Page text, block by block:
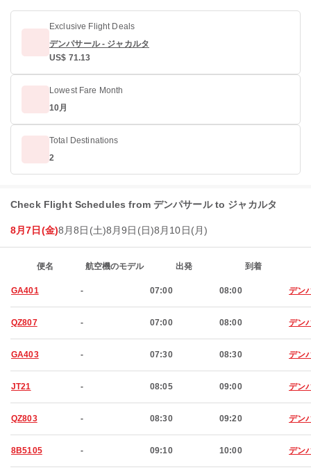
Exclusive Flight Deals
デンパサール - ジャカルタ
US$ 71.13
Lowest Fare Month
10月
Total Destinations
2
Check Flight Schedules from デンパサール to ジャカルタ
8月7日(金)8月8日(土)8月9日(日)8月10日(月)
便名 航空機のモデル 出発 到着
GA401 - 07:00 08:00 デン
QZ807 - 07:00 08:00 デン
GA403 - 07:30 08:30 デン
JT21 - 08:05 09:00 デン
QZ803 - 08:30 09:20 デン
8B5105 - 09:10 10:00 デン